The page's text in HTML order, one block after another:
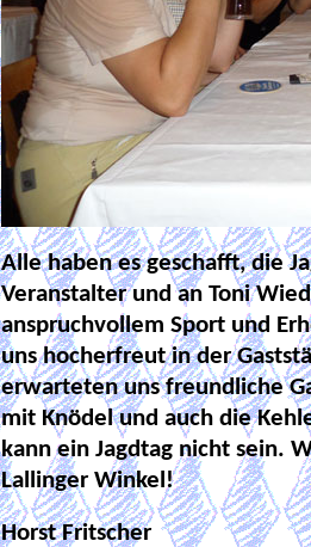
Alle haben es geschafft, die
Veranstalter und an Toni
anspruchvollem Sport und
uns hocherfreut in der
erwarteten uns freundliche
mit Knödel und auch die
kann ein Jagdtag nicht sein.
Lallinger Winkel!
Horst Fritscher